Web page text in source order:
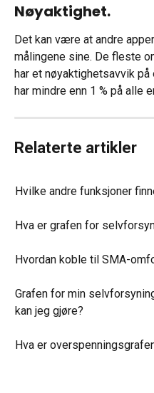
Nøyaktighet.
Det kan være at andre
målingene sine. De fleste
har et nøyaktighetsavvik
har mindre enn 1 % på alle
Relaterte artikler
Hvilke andre funksjoner
Hva er grafen for
Hvordan koble til SMA-
Grafen for min
kan jeg gjøre?
Hva er